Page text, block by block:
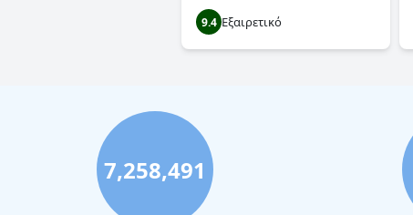
9.4 Εξαιρετικό
7,258,491